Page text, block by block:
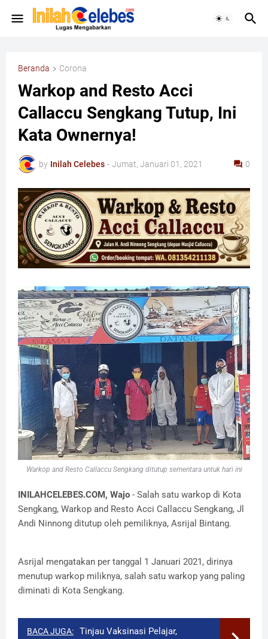
Beranda Corona
Warkop and Resto Acci
Callaccu Sengkang Tutup, Ini
Kata Ownernya!
by Inilah Celebes - Jumat, Januari 01, 2021 0
Warkop and Resto Callaccu Sengkang ditutup sementara untuk hari ini
INILAHCELEBES.COM, Wajo - Salah satu warkop di Kota
Sengkang, Warkop and Resto Acci Callaccu Sengkang, Jl
Andi Ninnong ditutup oleh pemiliknya, Asrijal Bintang.
Asrijal mengatakan per tanggal 1 Januari 2021, dirinya
menutup warkop miliknya, salah satu warkop yang paling
diminati di Kota Sengkang.
BACA JUGA:
Tinjau Vaksinasi Pelajar,